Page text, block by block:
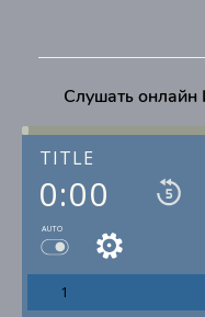
Слушать
TITLE
0:00
AUTO
1